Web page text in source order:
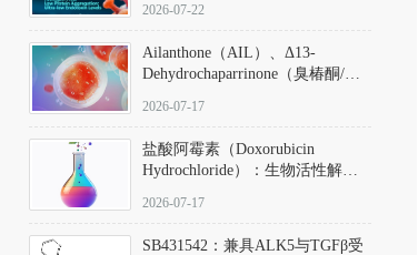
量下的高灵敏度、非侵入式生物
及应用瓶颈
2026-07-22
Ailanthone（AIL）、Δ13-
Dehydrochaparrinone（臭椿酮/臭
DKM货号 D806885
2026-07-17
盐酸阿霉素（Doxorubicin
Hydrochloride）：生物活性解
范
2026-07-17
SB431542：兼具ALK5与TGFβ受